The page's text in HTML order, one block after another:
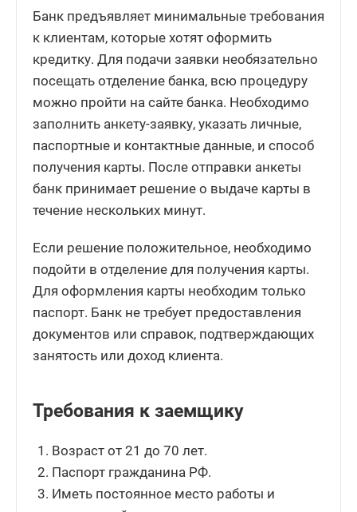
Банк предъявляет минимальные требования
к клиентам, которые хотят оформить
кредитку. Для подачи заявки необязательно
посещать отделение банка, всю процедуру
можно пройти на сайте банка. Необходимо
заполнить анкету-заявку, указать личные,
паспортные и контактные данные, и способ
получения карты. После отправки анкеты
банк принимает решение о выдаче карты в
течение нескольких минут.
Если решение положительное, необходимо
подойти в отделение для получения карты.
Для оформления карты необходим только
паспорт. Банк не требует предоставления
документов или справок, подтверждающих
занятость или доход клиента.
Требования к заемщику
Возраст от 21 до 70 лет.
Паспорт гражданина РФ.
Иметь постоянное место работы и